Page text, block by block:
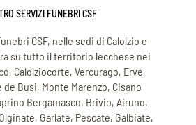
SERVIZI FUNEBRI CSF
CSF, nelle sedi di Calolzio e
su tutto il territorio lecchese nei
Calolziocorte, Vercurago, Erve,
de Busi, Monte Marenzo, Cisano
Bergamasco, Brivio, Airuno,
Garlate, Pescate, Galbiate,